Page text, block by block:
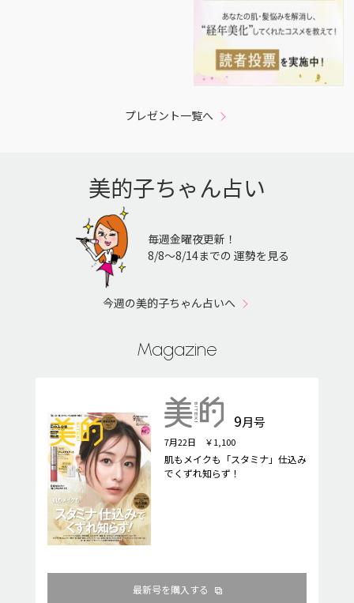
プレゼント一覧へ
美的子ちゃん占い
毎週金曜夜更新！
8/8〜8/14までの 運勢を見る
今週の美的子ちゃん占いへ
Magazine
9月号
7月22日 ￥1,100
肌もメイクも「スタミナ」仕込み
でくずれ知らず！
最新号を購入する